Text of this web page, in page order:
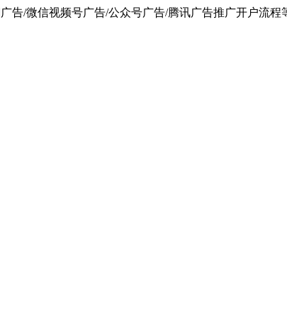
/微信视频号广告/公众号广告/腾讯广告推广开户流程